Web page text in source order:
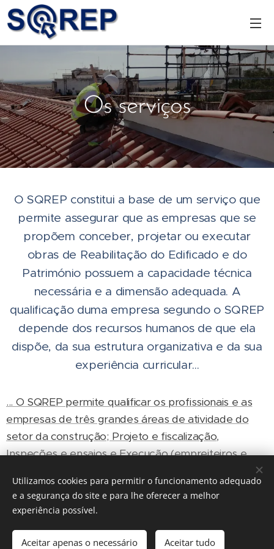
Os serviços
O SQREP constitui a base de um serviço que
permite assegurar que as empresas que se
propõem conceber, projetar ou executar
obras de Reabilitação do Edificado e do
Património possuem a capacidade técnica
necessária e a dimensão adequada. A
qualificação duma empresa segundo o SQREP
depende dos recursos humanos de que ela
dispõe, da sua estrutura organizativa e da sua
experiência curricular...
... O SQREP permite qualificar os profissionais e as
empresas de três grandes áreas de atividade do
setor da construção; Projeto e fiscalização,
Inspeções e ensaios e Execução (empreiteiros e
© 2018 SQREP
Utilizamos cookies para permitir o funcionamento adequado
e a segurança do site e para lhe oferecer a melhor
experiência possível.
Aceitar apenas o necessário Aceitar tudo